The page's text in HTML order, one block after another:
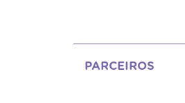
PARCEIROS